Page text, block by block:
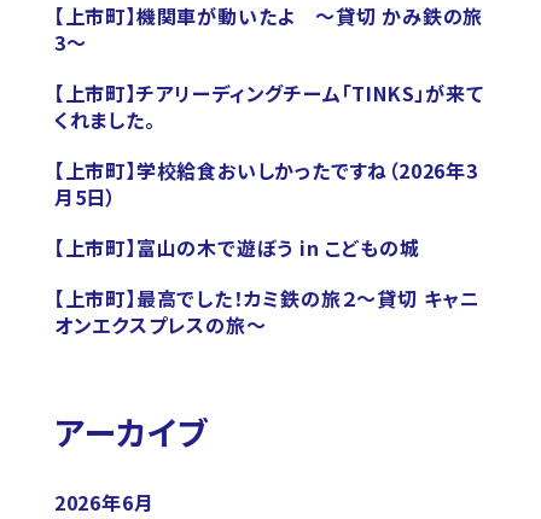
【上市町】機関車が動いたよ ～貸切 かみ鉄の旅
3～
【上市町】チアリーディングチーム「TINKS」が来て
くれました。
【上市町】学校給食おいしかったですね（2026年3
月5日）
【上市町】富山の木で遊ぼう in こどもの城
【上市町】最高でした！カミ鉄の旅２～貸切 キャニ
オンエクスプレスの旅～
アーカイブ
2026年6月